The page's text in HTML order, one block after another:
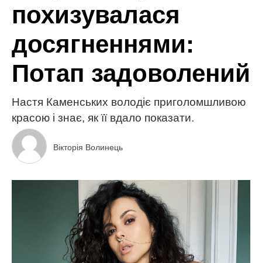
похизувалася
досягненнями:
Потап задоволений
Настя Каменських володіє приголомшливою
красою і знає, як її вдало показати.
Вікторія Волинець